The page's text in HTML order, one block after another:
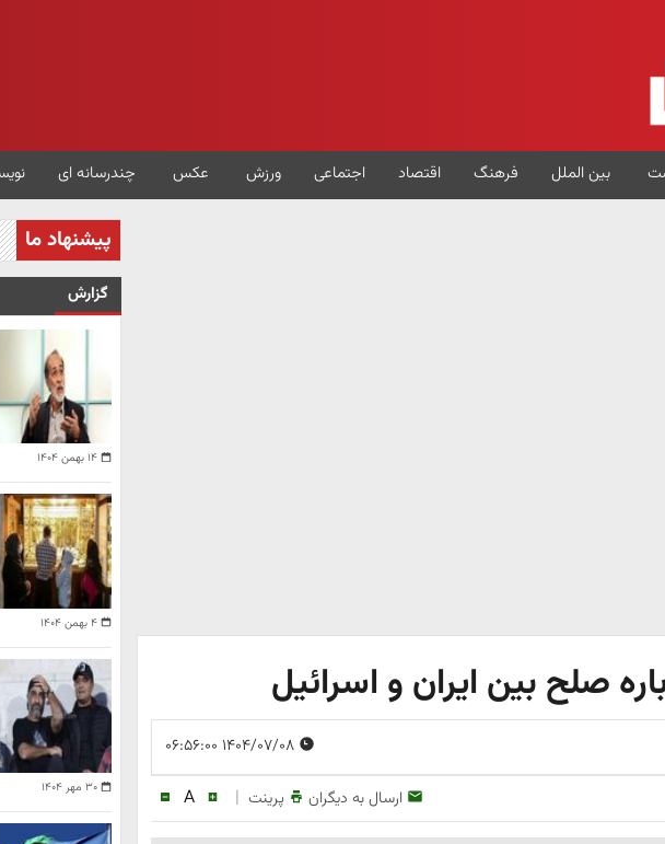
بین الملل فرهنگ اقتصاد اجتماعی ورزش عکس چندرسانه ای
صلح بین ایران و اسرائیل
ارسال به دیگران پرینت |
A
پیشنهاد ما
گزارش
۱۴ بهمن ۱۴۰۴
۴ بهمن ۱۴۰۴
۳۰ مهر ۱۴۰۴